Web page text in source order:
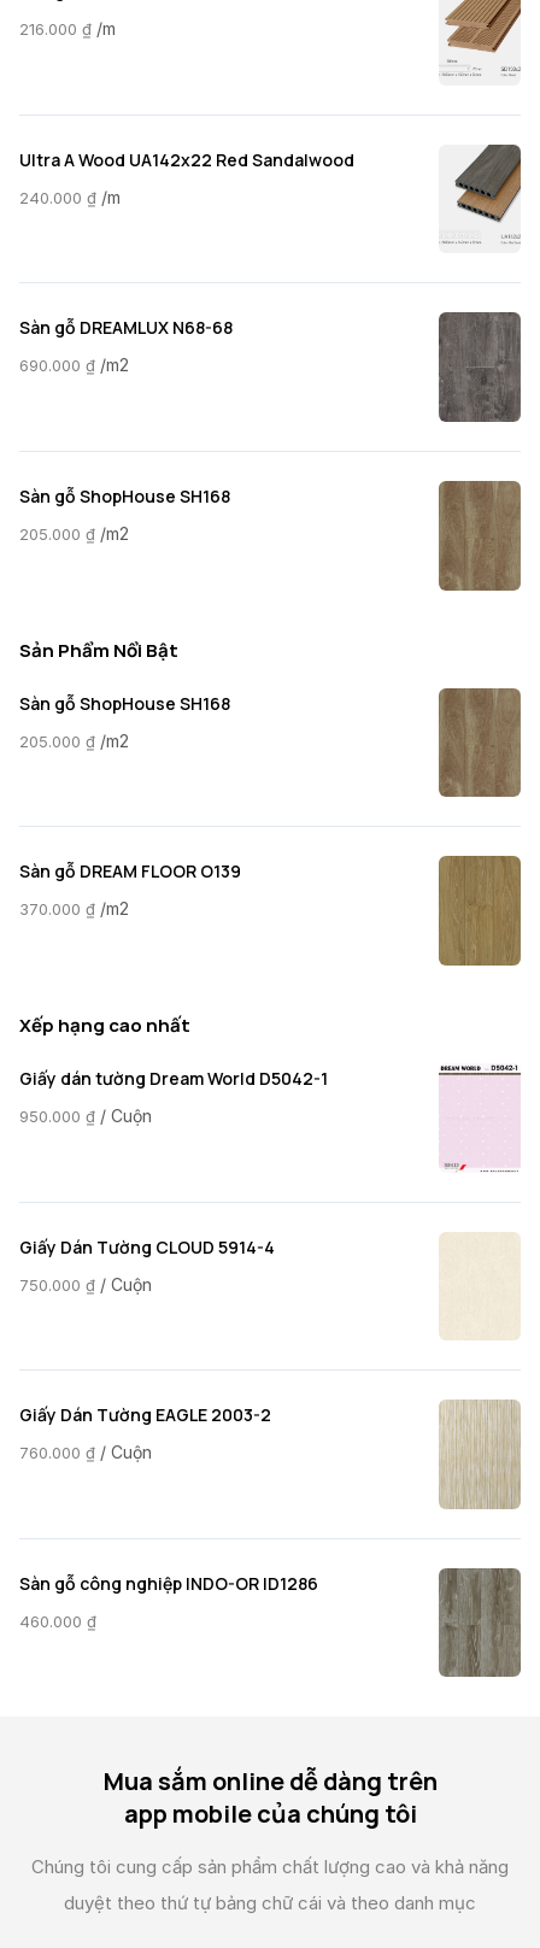
216.000 ₫ /m
Ultra A Wood UA142x22 Red Sandalwood
240.000 ₫ /m
Sàn gỗ DREAMLUX N68-68
690.000 ₫ /m2
Sàn gỗ ShopHouse SH168
205.000 ₫ /m2
Sản Phẩm Nổi Bật
Sàn gỗ ShopHouse SH168
205.000 ₫ /m2
Sàn gỗ DREAM FLOOR O139
370.000 ₫ /m2
Xếp hạng cao nhất
Giấy dán tường Dream World D5042-1
950.000 ₫ / Cuộn
Giấy Dán Tường CLOUD 5914-4
750.000 ₫ / Cuộn
Giấy Dán Tường EAGLE 2003-2
760.000 ₫ / Cuộn
Sàn gỗ công nghiệp INDO-OR ID1286
460.000 ₫
Mua sắm online dễ dàng trên
app mobile của chúng tôi
Chúng tôi cung cấp sản phẩm chất lượng cao và khả năng
duyệt theo thứ tự bảng chữ cái và theo danh mục